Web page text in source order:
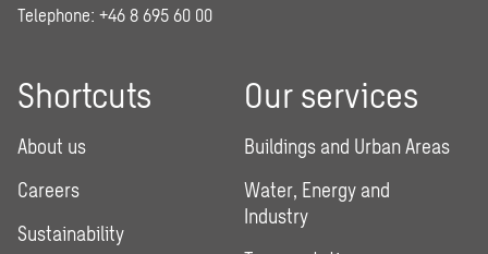
Telephone: +46 8 695 60 00
Shortcuts
About us
Careers
Sustainability
Our services
Buildings and Urban Areas
Water, Energy and
Industry